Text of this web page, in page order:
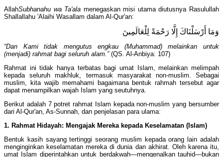
AllahSubhanahu wa Ta'ala menegaskan misi utama diutusnya Rasulullah
Shallallahu 'Alaihi Wasallam dalam Al-Qur'an:
وَمَا أَرْسَلْنَاكَ إِلَّا رَحْمَةً لِلْعَالَمِينَ
“Dan Kami tidak mengutus engkau (Muhammad) melainkan untuk
(menjadi) rahmat bagi seluruh alam.”(QS. Al-Anbiya: 107)
Rahmat ini tidak hanya terbatas bagi umat Islam, melainkan melimpah
kepada seluruh makhluk, termasuk masyarakat non-muslim. Sebagai
muslim, kita wajib memahami bagaimana bentuk rahmah tersebut agar
dapat menampilkan wajah Islam yang seutuhnya.
Berikut adalah 7 potret rahmat Islam kepada non-muslim yang bersumber
dari Al-Qur'an, As-Sunnah, dan penjelasan para ulama:
1. Rahmat Hidayah: Mengajak Mereka kepada Keselamatan (Islam)
Bentuk kasih sayang tertinggi seorang muslim kepada orang lain adalah
menginginkan keselamatan mereka di dunia dan akhirat. Oleh karena itu,
umat Islam diperintahkan untuk berdakwah—mengenalkan tauhid—bukan